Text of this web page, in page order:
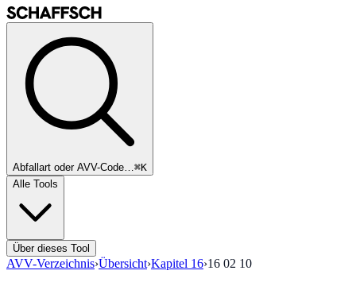
Abfallart oder AVV-Code…⌘K
Alle Tools
Über dieses Tool
AVV-Verzeichnis›Übersicht›Kapitel 16›16 02 10